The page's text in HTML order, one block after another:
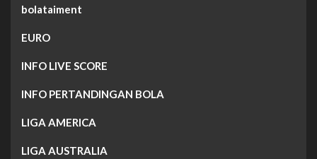
bolataiment
EURO
INFO LIVE SCORE
INFO PERTANDINGAN BOLA
LIGA AMERICA
LIGA AUSTRALIA